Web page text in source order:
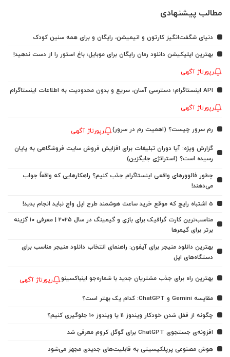
مطالب پیشنهادی
دنیای شگفت‌انگیز کارتون و انیمیشن، رایگان و برای همه سنین کودک
بهترین اپلیکیشن دانلود رمان رایگان برای موبایل؛ باغ استور را از دست ندهید!
رپورتاژ آگهی
API اینستاگرام؛ دسترسی آسان، سریع و بدون محدودیت به اطلاعات اینستاگرام
رپورتاژ آگهی
رم سرور چیست؟ (اهمیت رم در سرور) رپورتاژ آگهی
گزارش ویژه: آیا دوران تبلیغات برای افزایش فروش سایت فروشگاهی به پایان
رسیده است؟ (استراتژی جایگزین)
چطور فالوورهای واقعی اینستاگرام جذب کنیم؟ راهکارهایی که واقعاً جواب
می‌دهند!
5 اشتباه رایج که موقع خرید ساعت هوشمند طرح اپل واچ نباید انجام بدید!
مناسب‌ترین کارت گرافیک برای بازی و گیمینگ در سال ۲۰۲۵ | معرفی ۱۰ گزینه
برتر برای گیمرها
بهترین دانلود منیجر برای آیفون: راهنمای انتخاب دانلود منیجر مناسب برای
دستگاه‌های اپل
بهترین راه برای جذب مشتریان جدید با شماره‌جو اینباکسینو رپورتاژ آگهی
مقایسه Gemini و ChatGPT: کدام یک بهتر است؟
چگونه از قفل شدن خودکار ویندوز 11 یا ویندوز 10 جلوگیری کنیم؟
افزونه‌ی جستجوی ChatGPT برای گوگل کروم معرفی شد
هوش مصنوعی پرپلکیسیتی به قابلیت‌های جدیدی مجهز می‌شود